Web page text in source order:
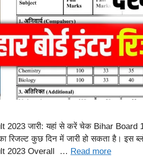
जारी: यहां से करें चेक Bihar Board
रिजल्ट कुछ दिन में जारी हो सकता है। इस
2023 Overall … Read more